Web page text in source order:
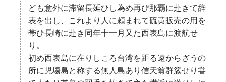
ども意外に滞留長延ひし為め再び那覇に赴きて辞
表を出し、これより人に頼まれて硫黄販売の用を
帯ひ長崎に赴き同年十一月又た西表島に渡航せ
り。
初め西表島に在りしころ台湾を距る遠からざうの
所に児塲島と称する無人島あり信天翁群簇せり甞